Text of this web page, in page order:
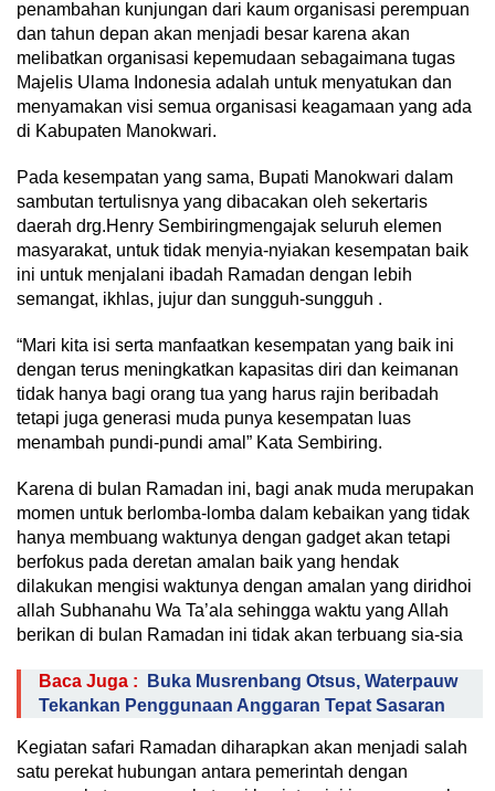
penambahan kunjungan dari kaum organisasi perempuan
dan tahun depan akan menjadi besar karena akan
melibatkan organisasi kepemudaan sebagaimana tugas
Majelis Ulama Indonesia adalah untuk menyatukan dan
menyamakan visi semua organisasi keagamaan yang ada
di Kabupaten Manokwari.
Pada kesempatan yang sama, Bupati Manokwari dalam
sambutan tertulisnya yang dibacakan oleh sekertaris
daerah drg.Henry Sembiringmengajak seluruh elemen
masyarakat, untuk tidak menyia-nyiakan kesempatan baik
ini untuk menjalani ibadah Ramadan dengan lebih
semangat, ikhlas, jujur dan sungguh-sungguh .
“Mari kita isi serta manfaatkan kesempatan yang baik ini
dengan terus meningkatkan kapasitas diri dan keimanan
tidak hanya bagi orang tua yang harus rajin beribadah
tetapi juga generasi muda punya kesempatan luas
menambah pundi-pundi amal” Kata Sembiring.
Karena di bulan Ramadan ini, bagi anak muda merupakan
momen untuk berlomba-lomba dalam kebaikan yang tidak
hanya membuang waktunya dengan gadget akan tetapi
berfokus pada deretan amalan baik yang hendak
dilakukan mengisi waktunya dengan amalan yang diridhoi
allah Subhanahu Wa Ta’ala sehingga waktu yang Allah
berikan di bulan Ramadan ini tidak akan terbuang sia-sia
Baca Juga :
Buka Musrenbang Otsus, Waterpauw
Tekankan Penggunaan Anggaran Tepat Sasaran
Kegiatan safari Ramadan diharapkan akan menjadi salah
satu perekat hubungan antara pemerintah dengan